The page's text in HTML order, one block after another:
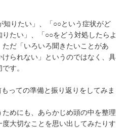
知りたい」、「○○という症状がど
たい」、「○○をどう対処したらよ
だ「いろいろ聞きたいことがあ
られない」というのではなく、具
す。
っての準備と振り返りをしてみま
めにも、あらかじめ頭の中を整理
大切なことを思い出してみたりす